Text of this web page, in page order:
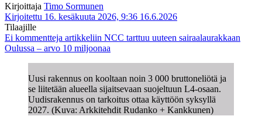
Kirjoittaja Timo Sormunen
Kirjoitettu 16. kesäkuuta 2026, 9:36 16.6.2026
Tilaajille
Ei kommentteja artikkeliin NCC tarttuu uuteen sairaalaurakkaan
Oulussa – arvo 10 miljoonaa
Uusi rakennus on kooltaan noin 3 000 bruttoneliötä ja
se liitetään alueella sijaitsevaan suojeltuun L4-osaan.
Uudisrakennus on tarkoitus ottaa käyttöön syksyllä
2027. (Kuva: Arkkitehdit Rudanko + Kankkunen)